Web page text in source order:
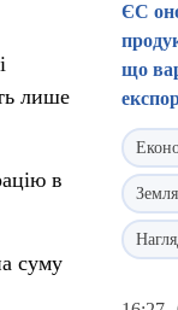
лише
в
суму
ЄС
що